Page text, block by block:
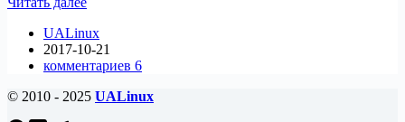
ввести
Linux
в
сматфоны
UALinux
2017-10-21
комментариев 6
© 2010 - 2025 UALinux